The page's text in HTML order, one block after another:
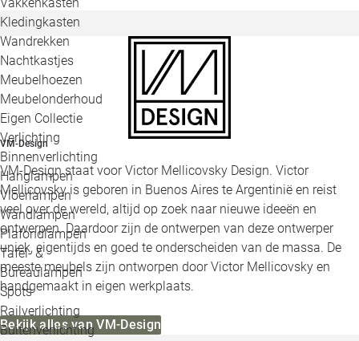
Kledingkasten
Wandrekken
Nachtkastjes
Meubelhoezen
Meubelonderhoud
Eigen Collectie
Verlichting
Binnenverlichting
Hanglampen
Vloerlampen
Wandlampen
Plafondlampen
Tafel- &
Bureaulampen
Spots
Railverlichting
Buitenverlichting
VM-Design
VM-Design staat voor Victor Mellicovsky Design. Victor
Mellicovsky is geboren in Buenos Aires te Argentinië en reist
veel over de wereld, altijd op zoek naar nieuwe ideeën en
ontwerpen. Daardoor zijn de ontwerpen van deze ontwerper
uniek, eigentijds en goed te onderscheiden van de massa. De
meeste meubels zijn ontworpen door Victor Mellicovsky en
handgemaakt in eigen werkplaats.
Bekijk alles van VM-Design